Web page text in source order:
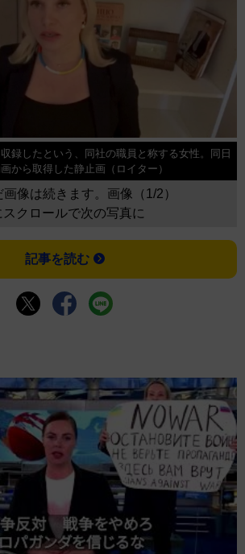
録したという、同社の職員と称する女性。同日
から取得した静止画（ロイター）
画像は続きます。画像（1/2）
スクロールで次の写真に
記事を読む